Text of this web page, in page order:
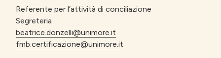
Referente per l’attività di conciliazione
Segreteria
beatrice.donzelli@unimore.it
fmb.certificazione@unimore.it